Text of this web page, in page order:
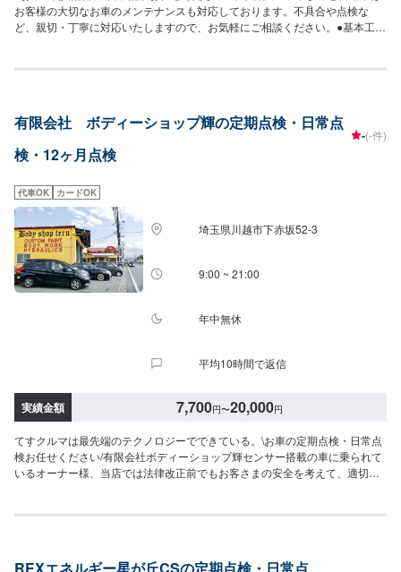
お客様の大切なお車のメンテナンスも対応しております。不具合や点検な
ど、親切・丁寧に対応いたしますので、お気軽にご相談ください。●基本工
パーツ使用可能<パーツ持ち込み>新品パーツの持ち込みOK！部品の販売や安
ております。貸し出し中の燃料費はお客様負担となりますので、あらかじめ
ご了承ください。※状況や修理内容などにより貸し出しできかねる場合もござ
います。<対応実績>●カプチーノ：タイミングベルト交換●ルーテシア：エン
ン：エンジンマウント交換↪︎エンジンマウントを3箇所交換、後から追加でエ
ンジンオイルとエレメント交換、RECSの施工●スマート：車検・ヘッドライ
ト軽研磨<定休日・営業時間>定休日：日・祝・第二土曜日営業時間：9:00〜
17:30
有限会社 ボディーショップ輝の定期点検・日常点
検・12ヶ月点検
-(-件)
代車OK カードOK
埼玉県川越市下赤坂52‐3
9:00 ~ 21:00
年中無休
平均10時間で返信
実績金額 7,700円〜20,000円
てすクルマは最先端のテクノロジーでできている。\お車の定期点検・日常点
検お任せください/有限会社ボディーショップ輝センサー搭載の車に乗られて
いるオーナー様、当店では法律改正前でもお客さまの安全を考えて、適切な
の培った技術と経験によってお届けすることができます。安全と安心に関心
もしれません。それらの確認は専用の機器を使用するのですが、どのクルマ
REXエネルギー星が丘CSの定期点検・日常点